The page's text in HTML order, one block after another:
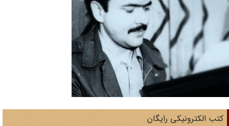
الکترونیکی رایگان